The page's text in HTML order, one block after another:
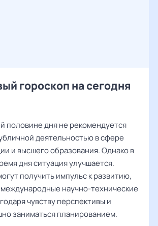
гороскоп на сегодня
половине дня не рекомендуется
деятельностью в сфере
и высшего образования. Однако в
дня ситуация улучшается.
получить импульс к развитию,
научно-технические
чувству перспективы и
заниматься планированием.